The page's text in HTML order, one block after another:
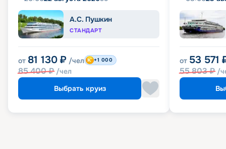
А.С. Пушкин
СТАНДАРТ
от 81 130 ₽ /чел
85 400₽ /чел
+1 000
Выбрать круиз
от 53 571
55 803₽ /